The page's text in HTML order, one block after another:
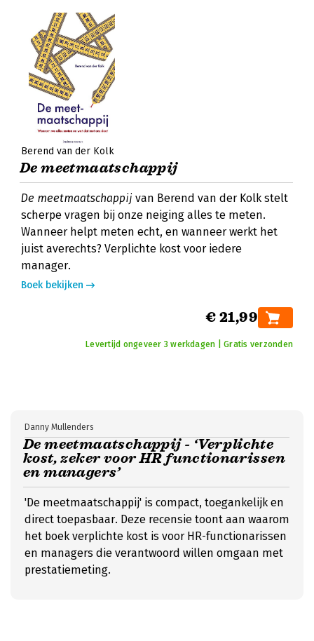
Berend van der Kolk
De meetmaatschappij
De meetmaatschappij van Berend van der Kolk stelt
scherpe vragen bij onze neiging alles te meten.
Wanneer helpt meten echt, en wanneer werkt het
juist averechts? Verplichte kost voor iedere
manager.
Boek bekijken
€ 21,99
Levertijd ongeveer 3 werkdagen | Gratis verzonden
De meetmaatschappij - ‘Verplichte
kost, zeker voor HR functionarissen
en managers’
Danny Mullenders
'De meetmaatschappij' is compact, toegankelijk en
direct toepasbaar. Deze recensie toont aan waarom
het boek verplichte kost is voor HR-functionarissen
en managers die verantwoord willen omgaan met
prestatiemeting.